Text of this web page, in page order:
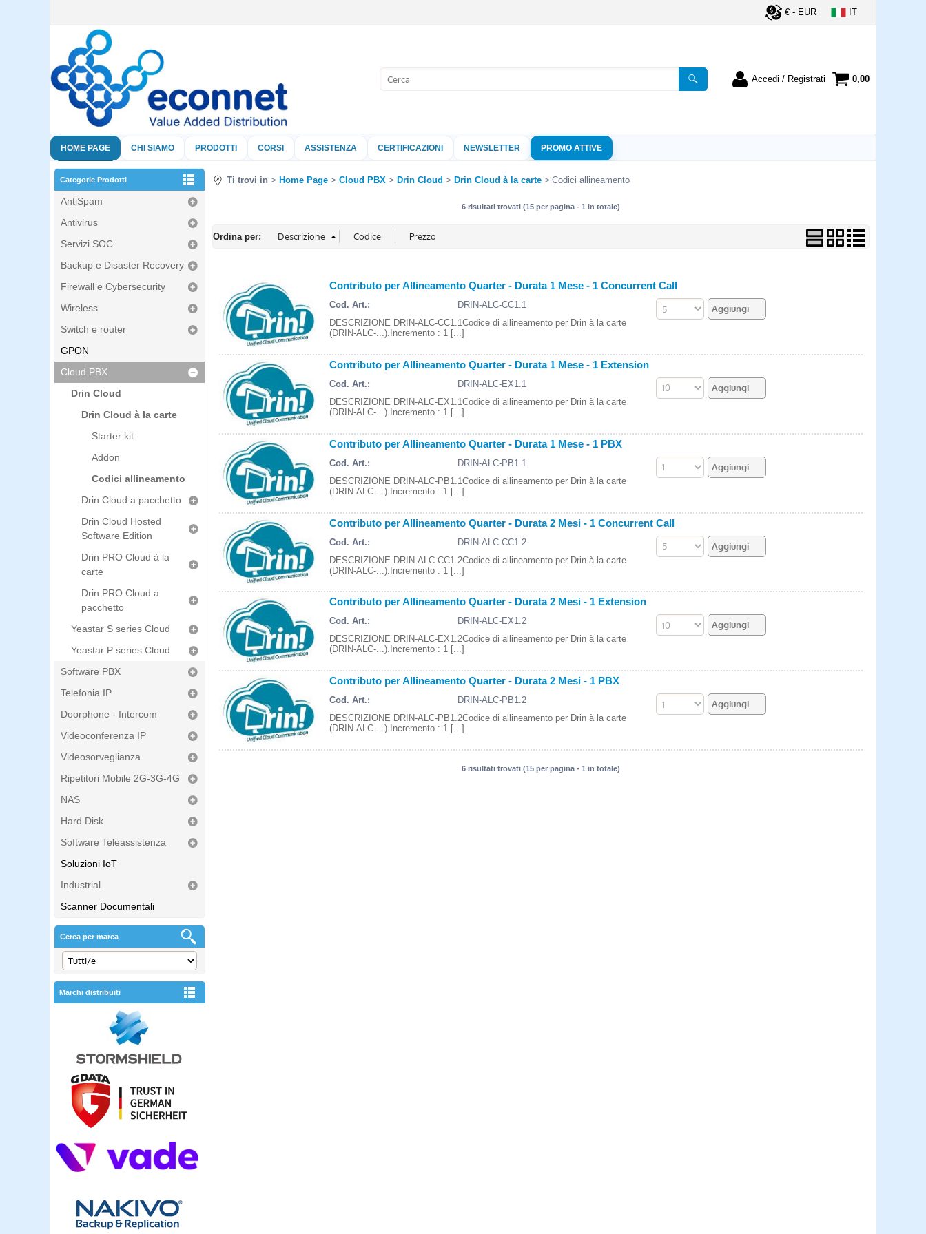
€ - EUR IT
Accedi / Registrati
nome utente e la password e poi
clicca sul pulsante "Accedi"
Nome utente:
Password:
0,00
HOME PAGE CHI SIAMO PRODOTTI CORSI ASSISTENZA CERTIFICAZIONI NEWSLETTER PROMO ATTIVE
Categorie Prodotti
AntiSpam
Antivirus
Servizi SOC
Backup e Disaster Recovery
Firewall e Cybersecurity
Wireless
Switch e router
GPON
Cloud PBX
Drin Cloud
Drin Cloud à la carte
Starter kit
Addon
Codici allineamento
Drin Cloud a pacchetto
Drin Cloud Hosted
Software Edition
Drin PRO Cloud à la
carte
Drin PRO Cloud a
pacchetto
Yeastar S series Cloud
Yeastar P series Cloud
Software PBX
Telefonia IP
Doorphone - Intercom
Videoconferenza IP
Videosorveglianza
Ripetitori Mobile 2G-3G-4G
NAS
Hard Disk
Software Teleassistenza
Soluzioni IoT
Industrial
Scanner Documentali
Cerca per marca
Marchi distribuiti
Ti trovi in Home Page Cloud PBX Drin Cloud Drin Cloud à la carte Codici allineamento
6 risultati trovati (15 per pagina - 1 in totale)
Ordina per:
Contributo per Allineamento Quarter - Durata 1 Mese - 1 Concurrent Call
Cod. Art.:
DRIN-ALC-CC1.1
DESCRIZIONE DRIN-ALC-CC1.1Codice di allineamento per Drin à la carte
(DRIN-ALC-...).Incremento : 1 [...]
Contributo per Allineamento Quarter - Durata 1 Mese - 1 Extension
Cod. Art.:
DRIN-ALC-EX1.1
DESCRIZIONE DRIN-ALC-EX1.1Codice di allineamento per Drin à la carte
(DRIN-ALC-...).Incremento : 1 [...]
Contributo per Allineamento Quarter - Durata 1 Mese - 1 PBX
Cod. Art.:
DRIN-ALC-PB1.1
DESCRIZIONE DRIN-ALC-PB1.1Codice di allineamento per Drin à la carte
(DRIN-ALC-...).Incremento : 1 [...]
Contributo per Allineamento Quarter - Durata 2 Mesi - 1 Concurrent Call
Cod. Art.:
DRIN-ALC-CC1.2
DESCRIZIONE DRIN-ALC-CC1.2Codice di allineamento per Drin à la carte
(DRIN-ALC-...).Incremento : 1 [...]
Contributo per Allineamento Quarter - Durata 2 Mesi - 1 Extension
Cod. Art.:
DRIN-ALC-EX1.2
DESCRIZIONE DRIN-ALC-EX1.2Codice di allineamento per Drin à la carte
(DRIN-ALC-...).Incremento : 1 [...]
Contributo per Allineamento Quarter - Durata 2 Mesi - 1 PBX
Cod. Art.:
DRIN-ALC-PB1.2
DESCRIZIONE DRIN-ALC-PB1.2Codice di allineamento per Drin à la carte
(DRIN-ALC-...).Incremento : 1 [...]
6 risultati trovati (15 per pagina - 1 in totale)